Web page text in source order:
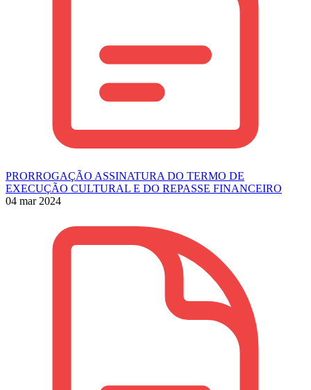
PRORROGAÇÃO ASSINATURA DO TERMO DE
EXECUÇÃO CULTURAL E DO REPASSE FINANCEIRO
04 mar 2024